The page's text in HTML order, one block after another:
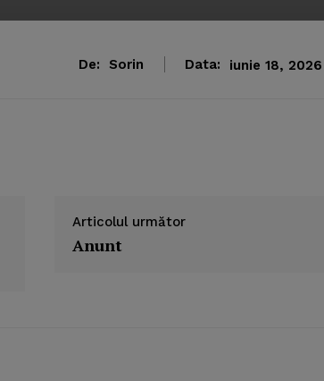
De: Sorin Data: iunie 18, 2026
Articolul următor
Anunt